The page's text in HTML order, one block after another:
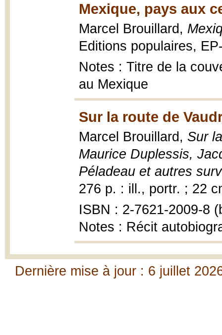
Mexique, pays aux
Marcel Brouillard,
Editions populaires,
Notes : Titre de la
au Mexique
Sur la route de
Marcel Brouillard, Sur
Maurice Duplessis,
Péladeau et autres
276 p. : ill., portr. ; 22
ISBN : 2-7621-2009-8
Notes : Récit
Dernière mise à jour : 6 juillet